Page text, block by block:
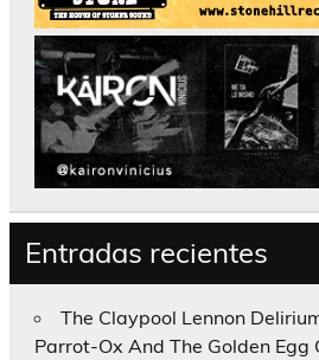
Entradas recientes
The Claypool Lennon
Parrot-Ox And The Golden Egg